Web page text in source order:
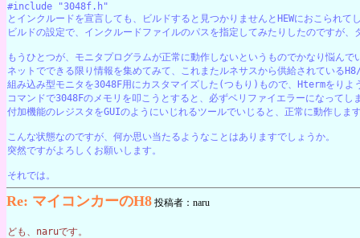
#include "3048f.h"
とインクルードを宣言しても、ビルドすると見つかりませんとHEWにおこられて
ビルドの設定で、インクルードファイルのパスを指定してみたりしたのですが、
もうひとつが、モニタプログラムが正常に動作しないというものでかなり悩んで
ネットでできる限り情報を集めてみて、これまたルネサスから供給されている
組み込み型モニタを3048F用にカスタマイズした(つもり)もので、Htermをりよ
コマンドで3048Fのメモリを叩こうとすると、必ずベリファイエラーになってし
付加機能のレジスタをGUIのようにいじれるツールでいじると、正常に動作しま
こんな状態なのですが、何か思い当たるようなことはありますでしょうか。
突然ですがよろしくお願いします。
それでは。
Re: マイコンカーのH8 投稿者：naru
ども、naruです。